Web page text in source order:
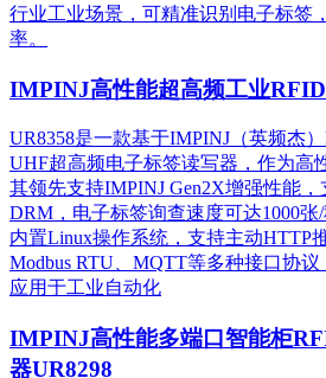
行业工业场景，可精准识别电子标签
率。
IMPINJ高性能超高频工业
UR8358是一款基于IMPINJ（英频杰
UHF超高频电子标签读写器，作为高
其领先支持IMPINJ Gen2X增强性能
DRM，电子标签询查速度可达1000
内置Linux操作系统，支持主动HTTP
Modbus RTU、MQTT等多种接口协
应用于工业自动化
IMPINJ高性能多端口智能柜
器UR8298